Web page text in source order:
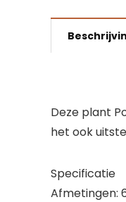
Deze plant
het ook
Specificatie
Afmetingen: